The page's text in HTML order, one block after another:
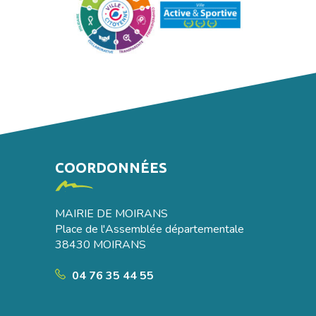
Facebook
Youtube
COORDONNÉES
MAIRIE DE MOIRANS
Place de l'Assemblée départementale
38430 MOIRANS
04 76 35 44 55